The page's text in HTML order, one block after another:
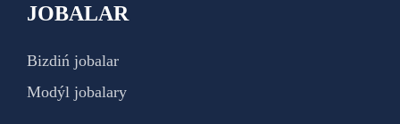
JOBALAR
Bizdiń jobalar
Modýl jobalary